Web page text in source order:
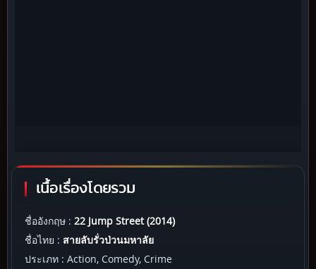
เนื้อเรื่องโดยรวม
ชื่ออังกฤษ : 22 Jump Street (2014)
ชื่อไทย : สายลับรั่วป่วนมหาลัย
ประเภท : Action, Comedy, Crime